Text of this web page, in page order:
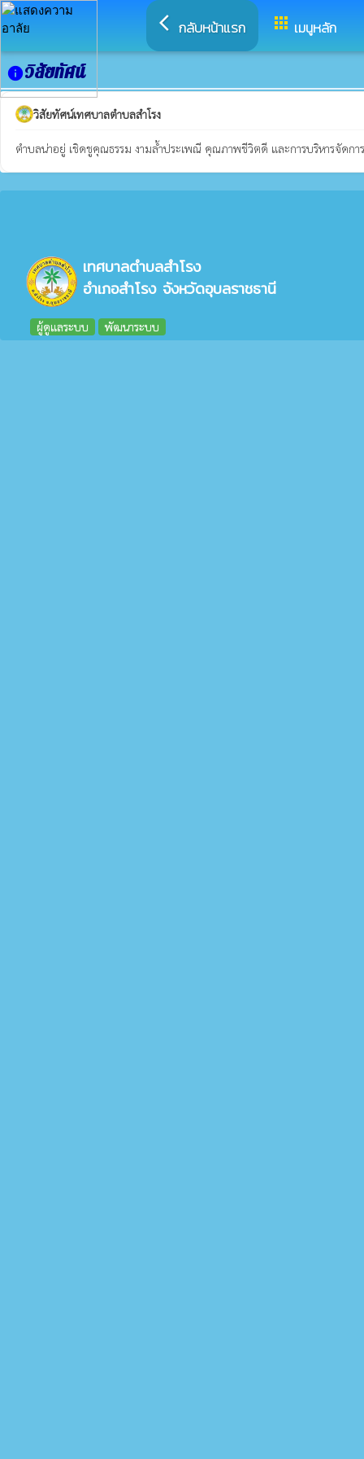
arrow_back_ios กลับหน้าแรก apps เมนูหลัก
infoวิสัยทัศน์
วิสัยทัศน์เทศบาลตำบลสำโรง
ตำบลน่าอยู่ เชิดชูคุณธรรม งามล้ำประเพณี คุณภาพชีวิตดี และการบริหารจัดก
เทศบาลตำบลสำโรง
อำเภอสำโรง จังหวัดอุบลราชธานี
ผู้ดูแลระบบ พัฒนาระบบ